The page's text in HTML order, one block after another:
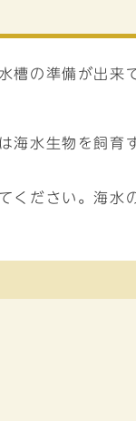
槽の準備が出来
海水生物を飼育
ください。海水